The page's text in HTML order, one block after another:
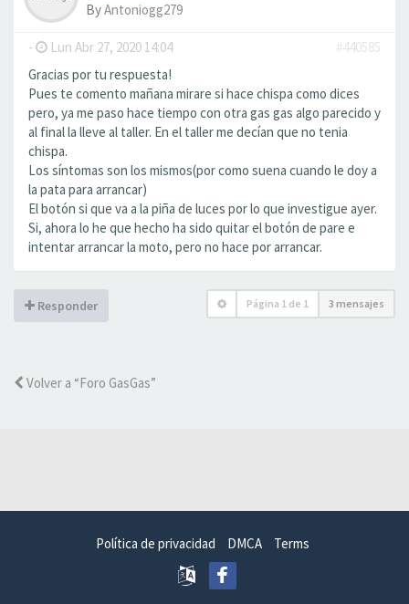
ByAntoniogg279
- Lun Abr 27, 2020 14:04
#440585
Gracias por tu respuesta!
Pues te comento mañana mirare si hace chispa como dices
pero, ya me paso hace tiempo con otra gas gas algo parecido y
al final la lleve al taller. En el taller me decían que no tenia
chispa.
Los síntomas son los mismos(por como suena cuando le doy a
la pata para arrancar)
El botón si que va a la piña de luces por lo que investigue ayer.
Si, ahora lo he que hecho ha sido quitar el botón de pare e
intentar arrancar la moto, pero no hace por arrancar.
Responder Página 1 de 1 3 mensajes
Volver a “Foro GasGas”
Política de privacidad DMCA Terms